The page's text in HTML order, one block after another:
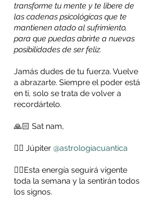
transforme tu mente y te libere de
las cadenas psicológicas que te
mantienen atado al sufrimiento,
para que puedas abrirte a nuevas
posibilidades de ser feliz.
Jamás dudes de tu fuerza. Vuelve
a abrazarte. Siempre el poder está
en ti, solo se trata de volver a
recordártelo.
🙏🏻 Sat nam,
✍🏻 Júpiter @astrologiacuantica
👉🏻Esta energía seguirá vigente
toda la semana y la sentirán todos
los signos.